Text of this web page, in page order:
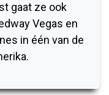
gaat ze ook
Vegas en
in één van de